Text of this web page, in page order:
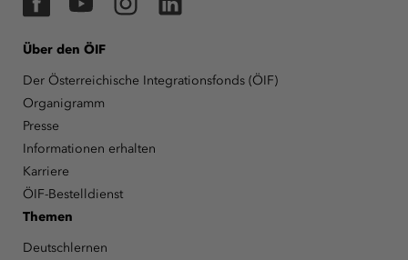
Über den ÖIF
Der Österreichische Integrationsfonds (ÖIF)
Organigramm
Presse
Informationen erhalten
Karriere
ÖIF-Bestelldienst
Themen
Deutschlernen